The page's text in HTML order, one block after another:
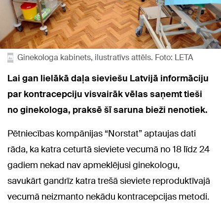
Ginekologa kabinets, ilustratīvs attēls. Foto: LETA
Lai gan lielākā daļa sieviešu Latvijā informāciju
par kontracepciju visvairāk vēlas saņemt tieši
no ginekologa, praksē šī saruna bieži nenotiek.
Pētniecības kompānijas “Norstat” aptaujas dati
rāda, ka katra ceturtā sieviete vecumā no 18 līdz 24
gadiem nekad nav apmeklējusi ginekologu,
savukārt gandrīz katra trešā sieviete reproduktīvajā
vecumā neizmanto nekādu kontracepcijas metodi.